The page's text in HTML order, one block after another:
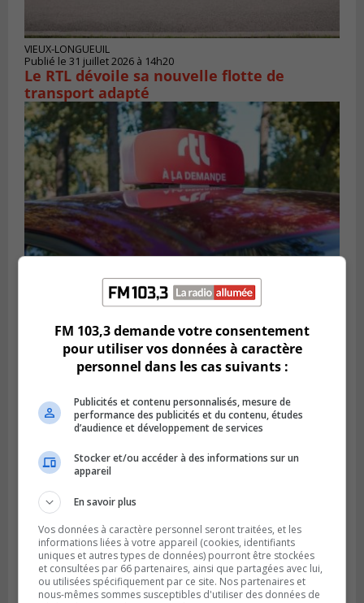
VIEUX-LONGUEUIL
Publié le 31 juillet 2026 à 14h20
Le RTL dévoile sa nouvelle flotte de
transport adapté
Publié le 31 juillet 2026 à 12h00
Le transport à la demande du RTL prend
de l’expansion à Brossard
BOUCHERVILLE
Publié le 31 juillet 2026 à 06h57
Boucherville veut de la sécurité
FM 103,3 demande votre consentement
pour utiliser vos données à caractère
personnel dans les cas suivants :
Publicités et contenu personnalisés, mesure de
performance des publicités et du contenu, études
d’audience et développement de services
Stocker et/ou accéder à des informations sur un
appareil
En savoir plus
Vos données à caractère personnel seront traitées, et les
informations liées à votre appareil (cookies, identifiants
uniques et autres types de données) pourront être stockées
et consultées par 66 partenaires, ainsi que partagées avec lui,
ou utilisées spécifiquement par ce site. Nos partenaires et
nous-mêmes sommes susceptibles d'utiliser des données de